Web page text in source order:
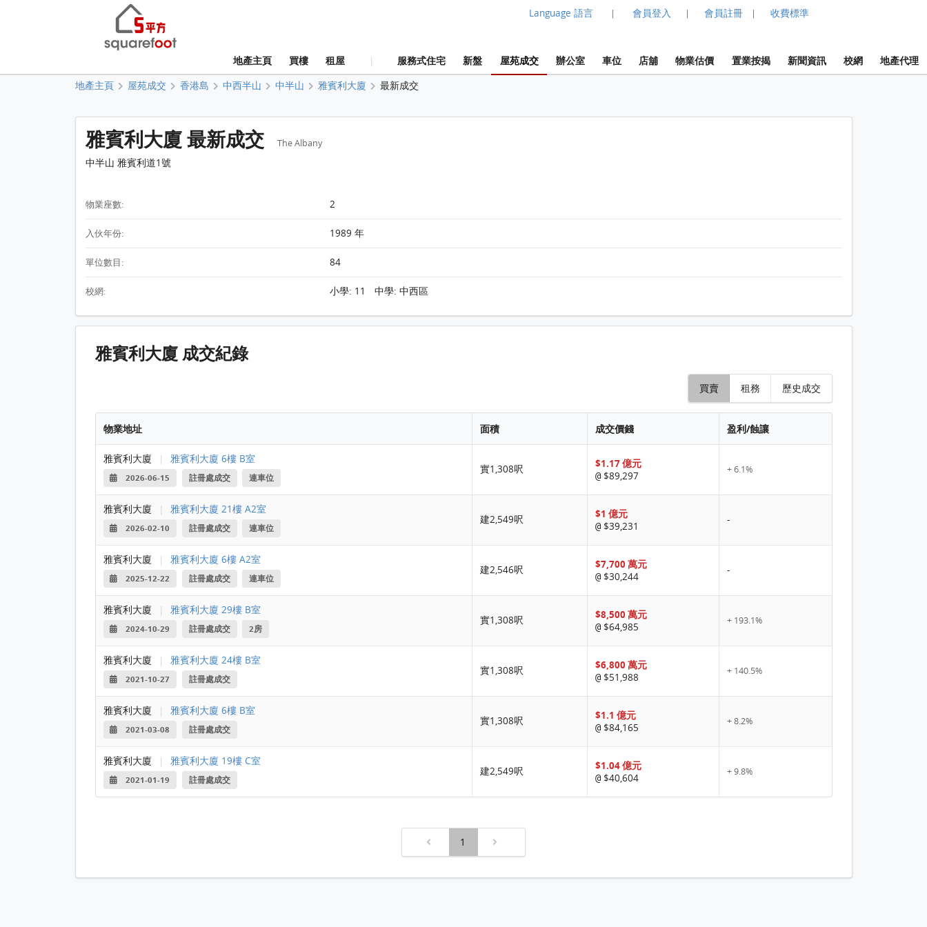
Language 語言 | 會員登入 | 會員註冊 | 收費標準
地產主頁 買樓 租屋 | 服務式住宅 新盤 屋苑成交 辦公室 車位 店舖 物業估價 置業按揭 新聞資訊 校網 地產代理
地產主頁 屋苑成交 香港島 中西半山 中半山 雅賓利大廈 最新成交
雅賓利大廈 最新成交 The Albany
中半山 雅賓利道1號
物業座數: 2
入伙年份: 1989 年
單位數目: 84
校網: 小學: 11 中學: 中西區
雅賓利大廈 成交紀錄
買賣 租務 歷史成交
物業地址 面積 成交價錢 盈利/蝕讓
雅賓利大廈 | 雅賓利大廈 6樓 B室
2026-06-15 註冊處成交 連車位
實1,308呎 $1.17 億元
@$89,297
+ 6.1%
雅賓利大廈 | 雅賓利大廈 21樓 A2室
2026-02-10 註冊處成交 連車位
建2,549呎 $1 億元
@$39,231
-
雅賓利大廈 | 雅賓利大廈 6樓 A2室
2025-12-22 註冊處成交 連車位
建2,546呎 $7,700 萬元
@$30,244
-
雅賓利大廈 | 雅賓利大廈 29樓 B室
2024-10-29 註冊處成交 2房
實1,308呎 $8,500 萬元
@$64,985
+ 193.1%
雅賓利大廈 | 雅賓利大廈 24樓 B室
2021-10-27 註冊處成交
實1,308呎 $6,800 萬元
@$51,988
+ 140.5%
雅賓利大廈 | 雅賓利大廈 6樓 B室
2021-03-08 註冊處成交
實1,308呎 $1.1 億元
@$84,165
+ 8.2%
雅賓利大廈 | 雅賓利大廈 19樓 C室
2021-01-19 註冊處成交
建2,549呎 $1.04 億元
@$40,604
+ 9.8%
1